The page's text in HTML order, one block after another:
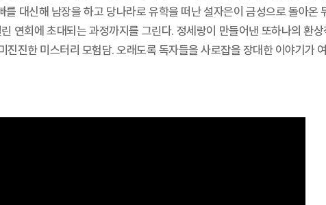
를 대신해 남장을 하고 당나라로 유학을 떠난 설자은이 금성으로 돌아
연회에 초대되는 과정까지를 그린다. 정세랑이 만들어낸 또하나의 환
진진한 미스터리 모험담. 오래도록 독자들을 사로잡을 장대한 이야기가